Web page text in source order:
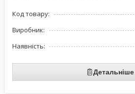
Код товару:
Виробник:
Наявність:
Детальніше